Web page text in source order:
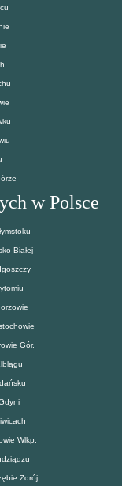
w Polsce
Białej
Gór.
Wlkp.
Zdrój